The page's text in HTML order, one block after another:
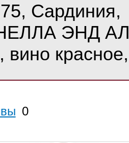
Сардиния,
ЭНД
0